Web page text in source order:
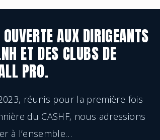
AUX DIRIGEANTS
ET DES CLUBS DE
PRO.
réunis pour la première fois
du CASHF, nous adressions
à l’ensemble…